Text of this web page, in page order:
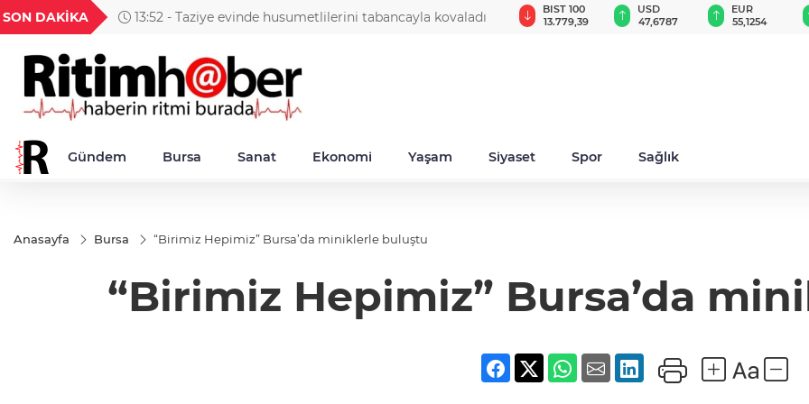
SON DAKİKA 13:52 - Taziye evinde husumetlilerini tabancayla kovaladı
18,2677
TND
16,3788
BGN
27,9743
VND
0,0018
GAU/TRY
6.660,55
BIST 100
13.779,39
USD
47,6787
EUR
55,1254
Gündem Bursa Sanat Ekonomi Yaşam Siyaset Spor Sağlık
Anasayfa Bursa “Birimiz Hepimiz” Bursa’da miniklerle buluştu
“Birimiz Hepimiz” Bursa’da